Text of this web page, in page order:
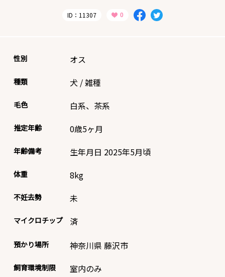
ID：11307
性別 オス
種類 犬 /雑種
毛色 白系、茶系
推定年齢 0歳5ヶ月
年齢備考 生年月日 2025年5月頃
体重 8kg
不妊去勢 未
マイクロチップ 済
預かり場所 神奈川県 藤沢市
飼育環境制限 室内のみ